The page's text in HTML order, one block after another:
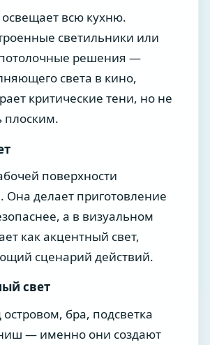
всю кухню.
светильники или
решения —
света в кино,
критические тени, но не
плоским.
поверхности
Она делает приготовление
а в визуальном
как акцентный свет,
сценарий действий.
свет
бра, подсветка
— именно они создают